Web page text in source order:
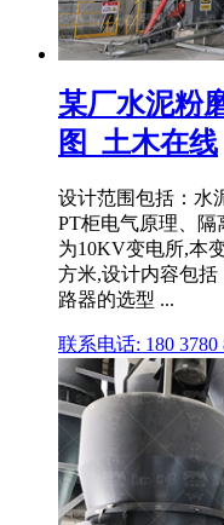
某厂水泥粉
图_土木在线
设计范围包括：水
PT柜电气原理、隔
为10KV变电所,本
方米,设计内容包
路器的选型 ...
联系电话: 180 3780